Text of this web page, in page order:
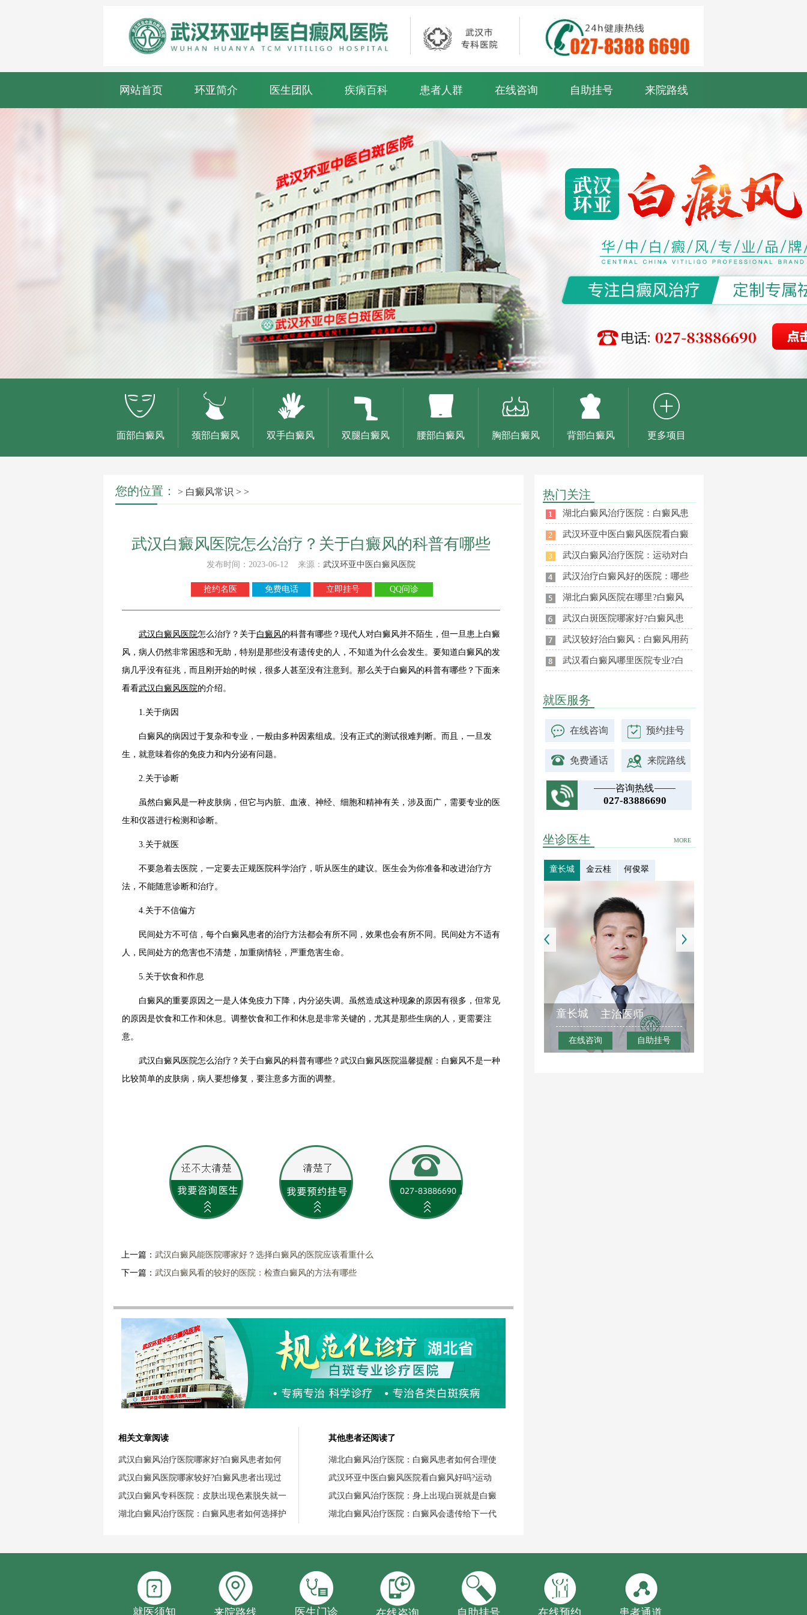
网站首页 环亚简介 医生团队 疾病百科 患者人群 在线咨询 自助挂号 来院路线
面部白癜风 颈部白癜风 双手白癜风 双腿白癜风 腰部白癜风 胸部白癜风 背部白癜风 更多项目
您的位置： > 白癜风常识 > >
武汉白癜风医院怎么治疗？关于白癜风的科普有哪些
发布时间：2023-06-12 来源： 武汉环亚中医白癜风医院
抢约名医 免费电话 立即挂号 QQ问诊
武汉 白癜风 医院怎么治疗？关于白癜风的科普有哪些？现代人对白癜风并不陌生，但一旦患上白癜
风，病人仍然非常困惑和无助，特别是那些没有遗传史的人，不知道为什么会发生。要知道白癜风的发
病几乎没有征兆，而且刚开始的时候，很多人甚至没有注意到。那么关于白癜风的科普有哪些？下面来
看看武汉白癜风医院的介绍。
1.关于病因
白癜风的病因过于复杂和专业，一般由多种因素组成。没有正式的测试很难判断。而且，一旦发
生，就意味着你的免疫力和内分泌有问题。
2.关于诊断
虽然白癜风是一种皮肤病，但它与内脏、血液、神经、细胞和精神有关，涉及面广，需要专业的医
生和仪器进行检测和诊断。
3.关于就医
不要急着去医院，一定要去正规医院科学治疗，听从医生的建议。医生会为你准备和改进治疗方
法，不能随意诊断和治疗。
4.关于不信偏方
民间处方不可信，每个白癜风患者的治疗方法都会有所不同，效果也会有所不同。民间处方不适有
人，民间处方的危害也不清楚，加重病情轻，严重危害生命。
5.关于饮食和作息
白癜风的重要原因之一是人体免疫力下降，内分泌失调。虽然造成这种现象的原因有很多，但常见
的原因是饮食和工作和休息。调整饮食和工作和休息是非常关键的，尤其是那些生病的人，更需要注
意。
武汉白癜风医院怎么治疗？关于白癜风的科普有哪些？武汉白癜风医院温馨提醒：白癜风不是一种
比较简单的皮肤病，病人要想修复，要注意多方面的调整。
上一篇： 武汉白癜风能医院哪家好？选择白癜风的医院应该看重什么
下一篇： 武汉白癜风看的较好的医院：检查白癜风的方法有哪些
相关文章阅读
武汉白癜风治疗医院哪家好?白癜风患者如何
武汉白癜风医院哪家较好?白癜风患者出现过
武汉白癜风专科医院：皮肤出现色素脱失就一
湖北白癜风治疗医院：白癜风患者如何选择护
其他患者还阅读了
湖北白癜风治疗医院：白癜风患者如何合理使
武汉环亚中医白癜风医院看白癜风好吗?运动
武汉白癜风治疗医院：身上出现白斑就是白癜
湖北白癜风治疗医院：白癜风会遗传给下一代
热门关注
湖北白癜风治疗医院：白癜风患
武汉环亚中医白癜风医院看白癜
武汉白癜风治疗医院：运动对白
武汉治疗白癜风好的医院：哪些
湖北白癜风医院在哪里?白癜风
武汉白斑医院哪家好?白癜风患
武汉较好治白癜风：白癜风用药
武汉看白癜风哪里医院专业?白
就医服务
在线咨询 预约挂号
免费通话 来院路线
咨询热线
027-83886690
MORE
坐诊医生
童长城 金云桂 何俊翠
童长城 主治医师
在线咨询 自助挂号
就医须知 来院路线 医生门诊 自助挂号 在线预约 患者通道